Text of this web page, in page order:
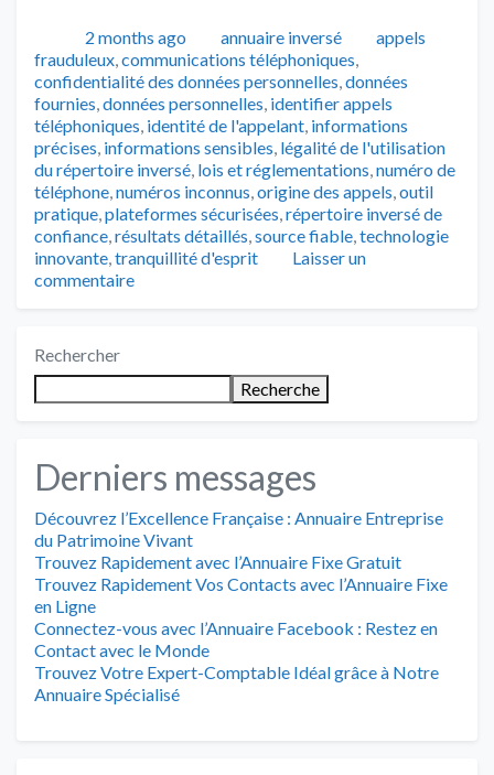
Publié2 months ago Catégories
annuaire inversé Tags
appels
frauduleux,communications téléphoniques,
confidentialité des données personnelles,données
fournies,données personnelles, identifier appels
téléphoniques, identité de l'appelant, informations
précises, informations sensibles, légalité de l'utilisation
du répertoire inversé, lois et réglementations,numéro de
téléphone,numéros inconnus,origine des appels,outil
pratique,plateformes sécurisées,répertoire inversé de
confiance,résultats détaillés,source fiable,technologie
innovante,tranquillité d'esprit
Laisser un
commentaire
Rechercher
Recherche
Derniers messages
Découvrez l’Excellence Française : Annuaire Entreprise
du Patrimoine Vivant
Trouvez Rapidement avec l’Annuaire Fixe Gratuit
Trouvez Rapidement Vos Contacts avec l’Annuaire Fixe
en Ligne
Connectez-vous avec l’Annuaire Facebook : Restez en
Contact avec le Monde
Trouvez Votre Expert-Comptable Idéal grâce à Notre
Annuaire Spécialisé